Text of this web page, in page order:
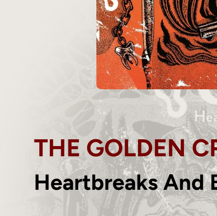
THE GOLDEN
Heartbreaks And